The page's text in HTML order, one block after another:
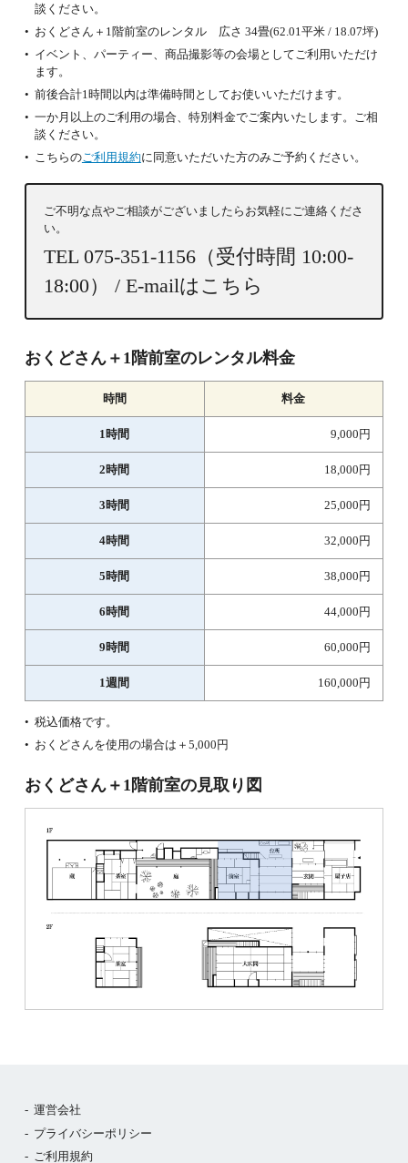
談ください。
おくどさん＋1階前室のレンタル 広さ 34畳(62.01平米 / 18.07坪)
イベント、パーティー、商品撮影等の会場としてご利用いただけ
ます。
前後合計1時間以内は準備時間としてお使いいただけます。
一か月以上のご利用の場合、特別料金でご案内いたします。ご相
談ください。
こちらのご利用規約に同意いただいた方のみご予約ください。
ご不明な点やご相談がございましたらお気軽にご連絡くださ
い。
TEL 075-351-1156（受付時間 10:00-
18:00） /E-mailはこちら
おくどさん＋1階前室のレンタル料金
時間 料金
1時間 9,000円
2時間 18,000円
3時間 25,000円
4時間 32,000円
5時間 38,000円
6時間 44,000円
9時間 60,000円
1週間 160,000円
税込価格です。
おくどさんを使用の場合は＋5,000円
おくどさん＋1階前室の見取り図
運営会社
プライバシーポリシー
ご利用規約